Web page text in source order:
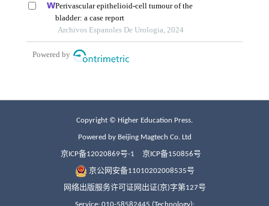
Copyright © Higher Education Press.
Powered by Beijing Magtech Co. Ltd
京ICP备12020869号-1 京ICP备150856号
京公网安备11010202008535号
网络出版服务许可证网出证(京)字第127号